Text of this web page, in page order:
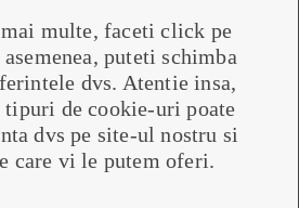
multe, faceti click pe
puteti schimba
dvs. Atentie insa,
tipuri de cookie-uri poate
dvs pe site-ul nostru si
care vi le putem oferi.